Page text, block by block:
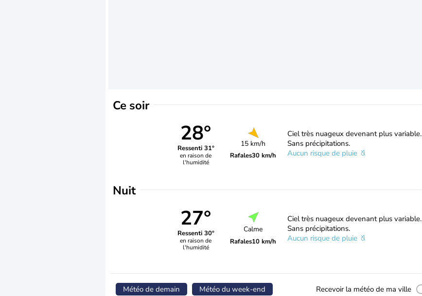
Ce soir
28°
Ressenti 31°
en raison de
l'humidité
15 km/h
Rafales30 km/h
Ciel très nuageux devenant plus variable.
Sans précipitations.
Aucun risque de pluie
Nuit
27°
Ressenti 30°
en raison de
l'humidité
Calme
Rafales10 km/h
Ciel très nuageux devenant plus variable.
Sans précipitations.
Aucun risque de pluie
Météo de demain Météo du week-end Recevoir la météo de ma ville